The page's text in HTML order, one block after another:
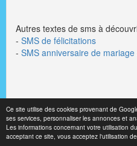
Ce site utilise des cookies provenant de
ses services, personnaliser les annonces et
Les informations concernant votre utilisation
acceptant ce site, vous acceptez l'utilisation
Autres textes de sms à
- SMS de félicitations
- SMS anniversaire de
© 2022 Textesms.fr